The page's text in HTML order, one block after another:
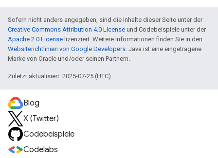
Sofern nicht anders angegeben, sind die Inhalte dieser Seite unter der
Creative Commons Attribution 4.0 License und Codebeispiele unter der
Apache 2.0 License lizenziert. Weitere Informationen finden Sie in den
Websiterichtlinien von Google Developers. Java ist eine eingetragene
Marke von Oracle und/oder seinen Partnern.
Zuletzt aktualisiert: 2025-07-25 (UTC).
Blog
X (Twitter)
Codebeispiele
Codelabs